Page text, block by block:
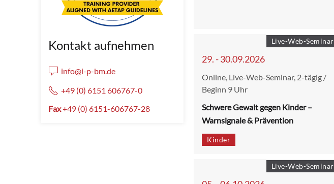
Kontakt aufnehmen
info@i-p-bm.de
+49 (0) 6151 606767-0
Fax+49 (0) 6151-606767-28
29. - 30.09.2026
Online, Live-Web-Seminar, 2-tägig /
Beginn 9 Uhr
Live-Web-Seminar
Schwere Gewalt gegen Kinder –
Warnsignale & Prävention
Kinder
Live-Web-Seminar